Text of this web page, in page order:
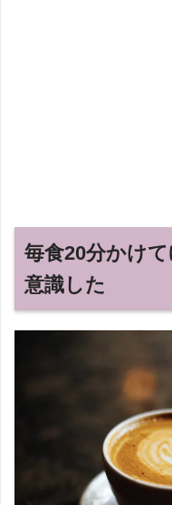
毎食20分かけ
意識した